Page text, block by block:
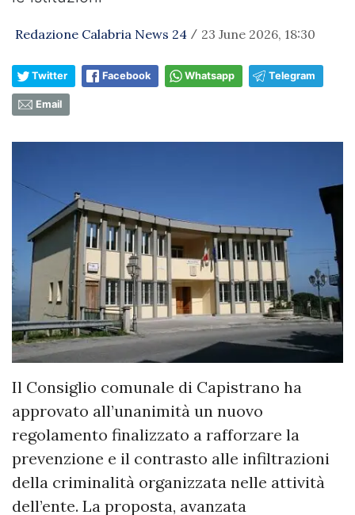
Redazione Calabria News 24 / 23 June 2026, 18:30
Twitter Facebook Whatsapp Telegram
Email
Il Consiglio comunale di Capistrano ha
approvato all’unanimità un nuovo
regolamento finalizzato a rafforzare la
prevenzione e il contrasto alle infiltrazioni
della criminalità organizzata nelle attività
dell’ente. La proposta, avanzata